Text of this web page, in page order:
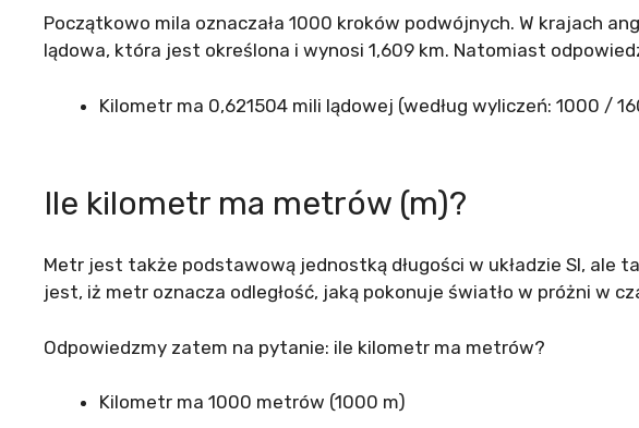
Początkowo mila oznaczała 1000 kroków podwójnych. W krajach
lądowa, która jest określona i wynosi 1,609 km. Natomiast
Kilometr ma 0,621504 mili lądowej (według wyliczeń: 1000 /
Ile kilometr ma metrów (m)?
Metr jest także podstawową jednostką długości w układzie SI, ale
jest, iż metr oznacza odległość, jaką pokonuje światło w próżni w
Odpowiedzmy zatem na pytanie: ile kilometr ma metrów?
Kilometr ma 1000 metrów (1000 m)